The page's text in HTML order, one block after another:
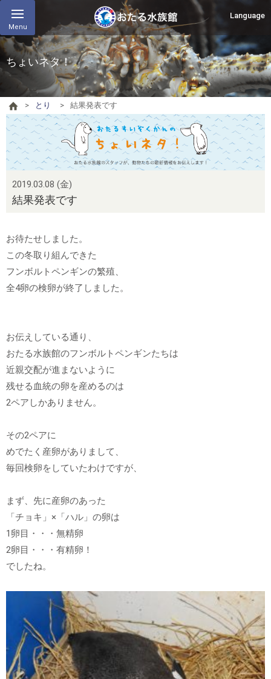
Menu
Language
ちょいネタ！
とり 結果発表です
2019.03.08 (金)
結果発表です
お待たせしました。
この冬取り組んできた
フンボルトペンギンの繁殖、
全4卵の検卵が終了しました。
お伝えしている通り、
おたる水族館のフンボルトペンギンたちは
近親交配が進まないように
残せる血統の卵を産めるのは
2ペアしかありません。
その2ペアに
めでたく産卵がありまして、
毎回検卵をしていたわけですが、
まず、先に産卵のあった
「チョキ」×「ハル」の卵は
1卵目・・・無精卵
2卵目・・・有精卵！
でしたね。